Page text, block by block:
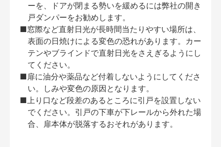
ーを、ドアが閉まる勢いを緩めるには弊社の開き
戸ダンパーをお勧めします。
■窓際など直射日光が長時間当たりやすい場所は、
表面の日焼けによる変色の恐れがあります。カー
テンやブラインドで直射日光をさえぎるようにし
てください。
■扉に油分や薬品など付着しないようにしてくださ
い。しみや変色の原因となります。
■上り口など段差のあるところに引戸を設置しない
でください。引戸の下車が下レールから外れた場
合、扉本体が脱落するおそれがあります。